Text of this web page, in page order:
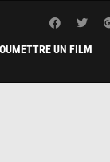
UN FILM